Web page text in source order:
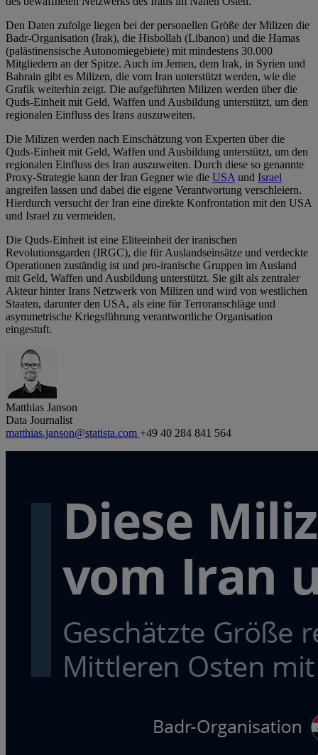
Den Daten zufolge liegen bei der personellen Größe der Milizen die
Badr-Organisation (Irak), die Hisbollah (Libanon) und die Hamas
(palästinensische Autonomiegebiete) mit mindestens 30.000
Mitgliedern an der Spitze. Auch im Jemen, dem Irak, in Syrien und
Bahrain gibt es Milizen, die vom Iran unterstützt werden, wie die
Grafik weiterhin zeigt. Die aufgeführten Milizen werden über die
Quds‑Einheit mit Geld, Waffen und Ausbildung unterstützt, um den
regionalen Einfluss des Irans auszuweiten.
Die Milizen werden nach Einschätzung von Experten über die
Quds‑Einheit mit Geld, Waffen und Ausbildung unterstützt, um den
regionalen Einfluss des Iran auszuweiten. Durch diese so genannte
Proxy‑Strategie kann der Iran Gegner wie die USAund Israel
angreifen lassen und dabei die eigene Verantwortung verschleiern.
Hierdurch versucht der Iran eine direkte Konfrontation mit den USA
und Israel zu vermeiden.
Die Quds‑Einheit ist eine Eliteeinheit der iranischen
Revolutionsgarden (IRGC), die für Auslandseinsätze und verdeckte
Operationen zuständig ist und pro‑iranische Gruppen im Ausland
mit Geld, Waffen und Ausbildung unterstützt.​ Sie gilt als zentraler
Akteur hinter Irans Netzwerk von Milizen und wird von westlichen
Staaten, darunter den USA, als eine für Terroranschläge und
asymmetrische Kriegsführung verantwortliche Organisation
eingestuft.
Matthias Janson
Data Journalist
matthias.janson@statista.com +49 40 284 841 564